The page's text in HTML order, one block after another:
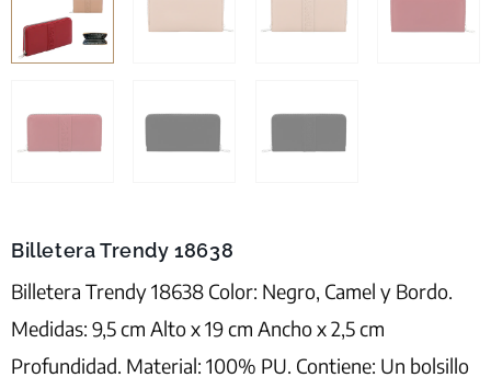
Billetera Trendy 18638
Billetera Trendy 18638 Color: Negro, Camel y Bordo.
Medidas: 9,5 cm Alto x 19 cm Ancho x 2,5 cm
Profundidad. Material: 100% PU. Contiene: Un bolsillo